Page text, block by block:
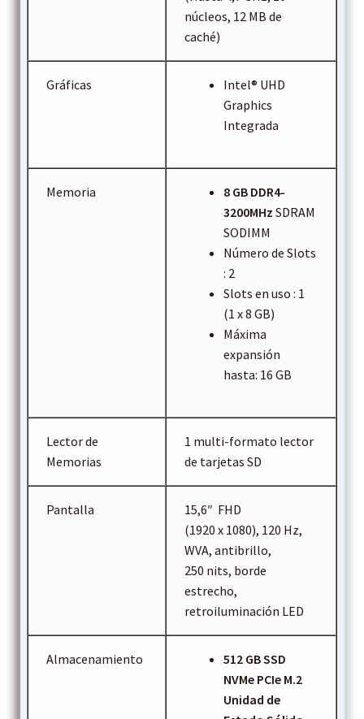
núcleos, 12 MB de
caché)
Gráficas
Intel® UHD
Graphics
Integrada
Memoria
8 GB DDR4-
3200MHz SDRAM
SODIMM
Número de Slots
: 2
Slots en uso : 1
(1 x 8 GB)
Máxima
expansión
hasta: 16 GB
Lector de
Memorias
1 multi-formato lector
de tarjetas SD
Pantalla
15,6″ FHD
(1920 x 1080), 120 Hz,
WVA, antibrillo,
250 nits, borde
estrecho,
retroiluminación LED
Almacenamiento
512 GB SSD
NVMe PCIe M.2
Unidad de